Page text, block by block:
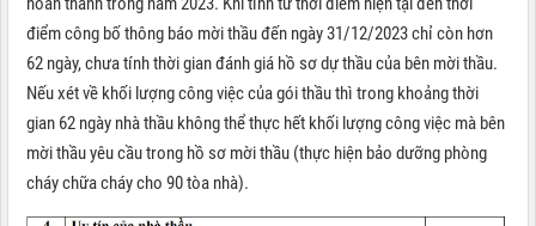
điểm công bố thông báo mời thầu đến ngày 31/12/2023 chỉ còn hơn
62 ngày, chưa tính thời gian đánh giá hồ sơ dự thầu của bên mời thầu.
Nếu xét về khối lượng công việc của gói thầu thì trong khoảng thời
gian 62 ngày nhà thầu không thể thực hết khối lượng công việc mà bên
mời thầu yêu cầu trong hồ sơ mời thầu (thực hiện bảo dưỡng phòng
cháy chữa cháy cho 90 tòa nhà).